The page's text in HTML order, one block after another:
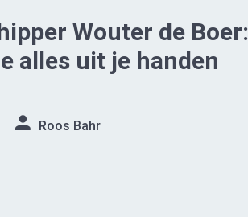
Wouter de Boer:
alles uit je handen
Roos Bahr